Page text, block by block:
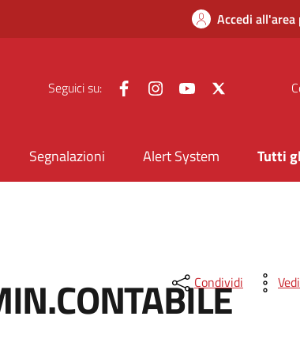
Accedi all'area
Seguici su: FacebookInstagramYouTube
Segnalazioni Alert System Tutti
Condividi